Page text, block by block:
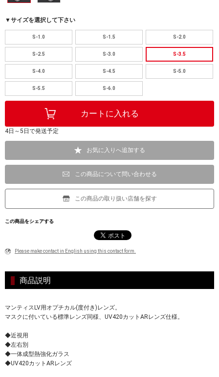
▼サイズを選択して下さい
S-1.0 S-1.5 S-2.0
S-2.5 S-3.0 S-3.5
S-4.0 S-4.5 S-5.0
S-5.5 S-6.0
4日～5日で発送予定
お気に入りへ追加する
この商品について問い合わせる
この商品の取り扱い店舗を探す
この商品をシェアする
Please make contact in English using this contact form.
商品説明
マンティスLV用オプチカル(度付き)レンズ。
マスクに付いている標準レンズ同様、UV420カットARレンズ仕様。
◆近視用
◆左右別
◆一体成型熱強化ガラス
◆UV420カットARレンズ